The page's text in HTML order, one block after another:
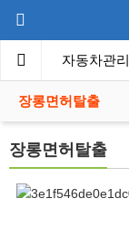
뉴스 자동차관리
장롱면허탈출
장롱면허탈출